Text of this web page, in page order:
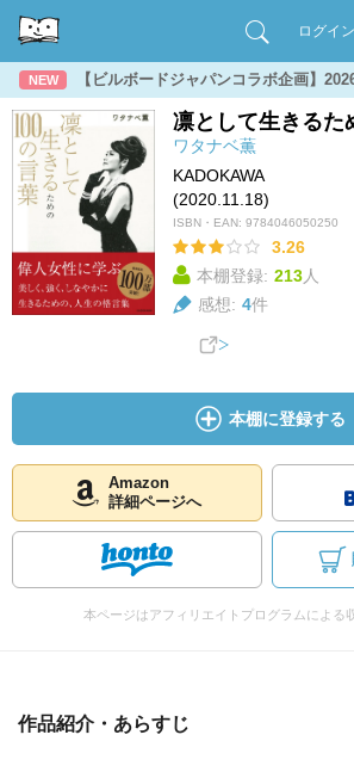
ログイン
NEW 【ビルボードジャパンコラボ企画】
凛として生きるた
ワタナベ薫
KADOKAWA
(2020.11.18)
ISBN・EAN: 9784046050250
3.26
本棚登録: 213人
感想: 4件
本棚に登録する
Amazon
詳細ページへ
本ページはアフィリエイトプログラムによる
作品紹介・あらすじ